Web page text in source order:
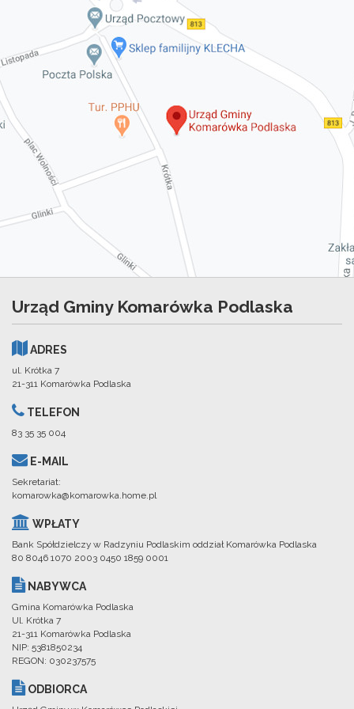
Urząd Gminy Komarówka Podlaska
ADRES
ul. Krótka 7
21-311 Komarówka Podlaska
TELEFON
83 35 35 004
E-MAIL
Sekretariat:
komarowka@komarowka.home.pl
WPŁATY
Bank Spółdzielczy w Radzyniu Podlaskim oddział Komarówka Podlaska
80 8046 1070 2003 0450 1859 0001
NABYWCA
Gmina Komarówka Podlaska
Ul. Krótka 7
21-311 Komarówka Podlaska
NIP: 5381850234
REGON: 030237575
ODBIORCA